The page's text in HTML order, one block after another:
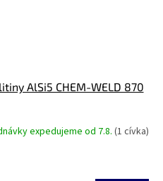
AlSi5 CHEM-WELD 870
expedujeme od 7.8. (1 cívka)